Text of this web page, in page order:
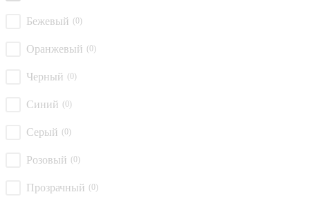
Бежевый (0)
Оранжевый (0)
Черный (0)
Синий (0)
Серый (0)
Розовый (0)
Прозрачный (0)